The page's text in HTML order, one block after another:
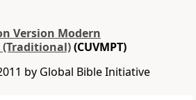
Version Modern
(CUVMPT)
by Global Bible Initiative